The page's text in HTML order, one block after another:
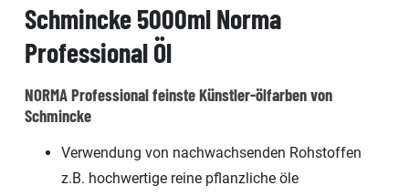
Schmincke 5000ml Norma
Professional Öl
NORMA Professional feinste Künstler-ölfarben von
Schmincke
Verwendung von nachwachsenden Rohstoffen
z.B. hochwertige reine pflanzliche öle